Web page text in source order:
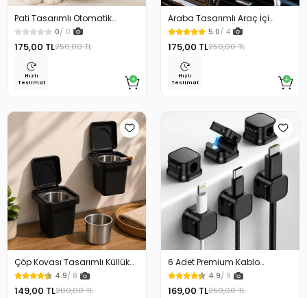
Pati Tasarımlı Otomatik
Temizlenen Evcil Hayvan
Fırçası
0/ 0
175,00 TL250,00 TL
Hızlı
Teslimat
Araba Tasarımlı Araç İçi
Telefon Tutucu 360 Dönebilen
Ayarlı
5.0/ 4
175,00 TL250,00 TL
Hızlı
Teslimat
Çöp Kovası Tasarımlı Küllük
Duvar Masaüstü ve Araç İçin
Uygun Kullanım
4.9/ 8
149,00 TL200,00 TL
6 Adet Premium Kablo
Düzenleyici Kablo Tutucu
Mıknatıslı Kapak Özellikli
4.9/ 9
169,00 TL250,00 TL